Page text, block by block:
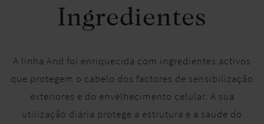
Ingredientes
A linha And foi enriquecida com ingredientes activos
que protegem o cabelo dos factores de sensibilização
exteriores e do envelhecimento celular. A sua
utilização diária protege a estrutura e a saúde do